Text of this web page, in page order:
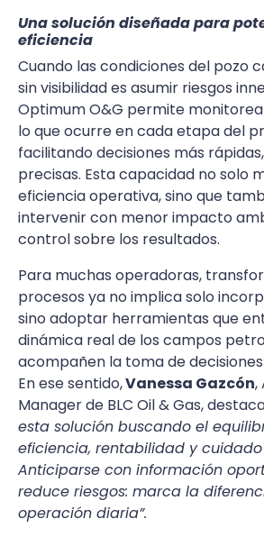
Una solución diseñada para
eficiencia
Cuando las condiciones del pozo
sin visibilidad es asumir riesgos
Optimum O&G permite
lo que ocurre en cada etapa del
facilitando decisiones más
precisas. Esta capacidad no solo
eficiencia operativa, sino que
intervenir con menor impacto
control sobre los resultados.
Para muchas operadoras,
procesos ya no implica solo
sino adoptar herramientas que
dinámica real de los campos
acompañen la toma de
En ese sentido,Vanessa Gazcón,
Manager de BLC Oil & Gas,
esta solución buscando el
eficiencia, rentabilidad y
Anticiparse con información
reduce riesgos: marca la
operación diaria”.